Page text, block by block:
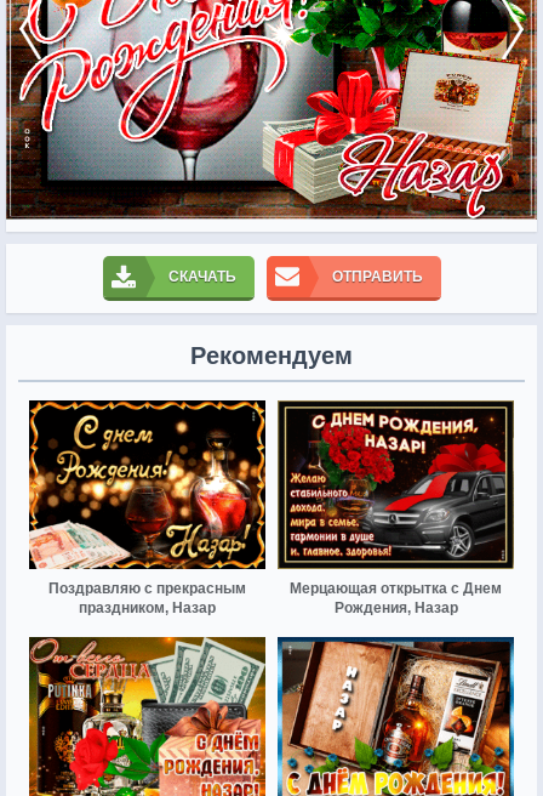
СКАЧАТЬ ОТПРАВИТЬ
Рекомендуем
Поздравляю с прекрасным
праздником, Назар
Мерцающая открытка с Днем
Рождения, Назар